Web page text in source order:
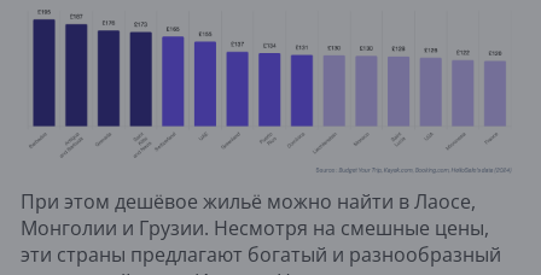
При этом дешёвое жильё можно найти в Лаосе,
Монголии и Грузии. Несмотря на смешные цены,
эти страны предлагают богатый и разнообразный